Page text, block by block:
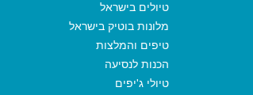
טיולים בישראל
מלונות בוטיק בישראל
טיפים והמלצות
הכנות לנסיעה
טיולי ג'יפים